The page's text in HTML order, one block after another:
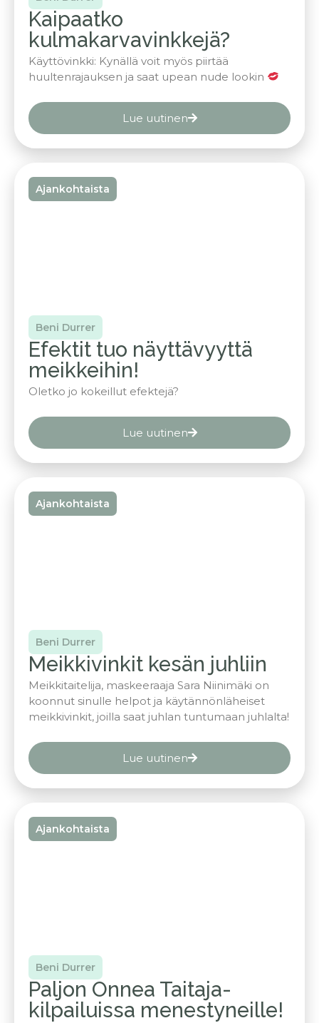
Kaipaatko
kulmakarvavinkkejä?
Käyttövinkki: Kynällä voit myös piirtää
huultenrajauksen ja saat upean nude lookin
Lue uutinen
Ajankohtaista
Beni Durrer
Efektit tuo näyttävyyttä
meikkeihin!
Oletko jo kokeillut efektejä?
Lue uutinen
Ajankohtaista
Beni Durrer
Meikkivinkit kesän juhliin
Meikkitaitelija, maskeeraaja Sara Niinimäki on
koonnut sinulle helpot ja käytännönläheiset
meikkivinkit, joilla saat juhlan tuntumaan juhlalta!
Lue uutinen
Ajankohtaista
Beni Durrer
Paljon Onnea Taitaja-
kilpailuissa menestyneille!